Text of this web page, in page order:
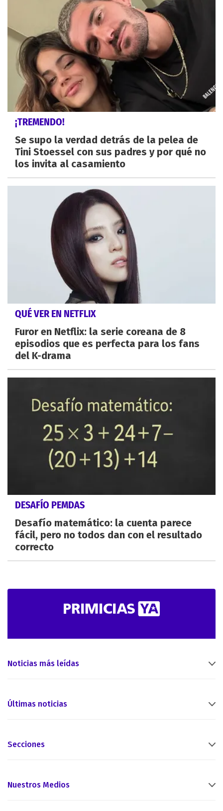
¡TREMENDO!
Se supo la verdad detrás de la pelea de
Tini Stoessel con sus padres y por qué no
los invita al casamiento
QUÉ VER EN NETFLIX
Furor en Netflix: la serie coreana de 8
episodios que es perfecta para los fans
del K-drama
DESAFÍO PEMDAS
Desafío matemático: la cuenta parece
fácil, pero no todos dan con el resultado
correcto
Noticias más leídas
Últimas noticias
Secciones
Nuestros Medios